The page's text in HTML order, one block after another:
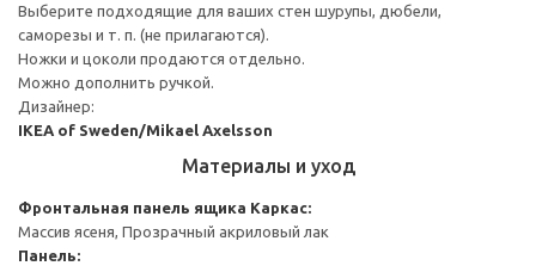
Выберите подходящие для ваших стен шурупы, дюбели,
саморезы и т. п. (не прилагаются).
Ножки и цоколи продаются отдельно.
Можно дополнить ручкой.
Дизайнер:
IKEA of Sweden/Mikael Axelsson
Материалы и уход
Фронтальная панель ящика Каркас:
Массив ясеня, Прозрачный акриловый лак
Панель: